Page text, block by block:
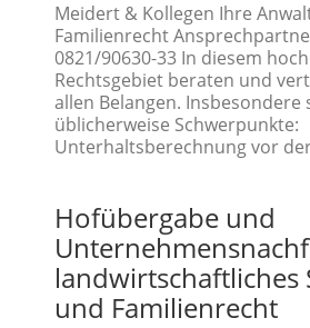
Meidert & Kollegen Ihre
Familienrecht
0821/90630-33 In diesem
Rechtsgebiet beraten und
allen Belangen. Insbesondere
üblicherweise Schwerpunkte:
Unterhaltsberechnung vor
Hofübergabe und
landwirtschaftliches
und Familienrecht